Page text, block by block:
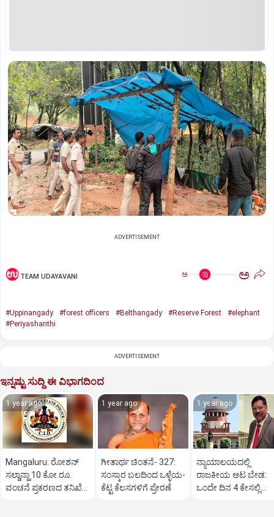
ADVERTISEMENT
TEAM UDAYAVANI ಅ ಅ
#Uppinangady #forest officers #Belthangady #Reserve Forest
#elephant
#Periyashanthi
ADVERTISEMENT
ಇನ್ನಷ್ಟು ಸುದ್ದಿ ಈ ವಿಭಾಗದಿಂದ
1 year ago
Mangaluru: ರೋಶನ್‌
ಸಲ್ಡಾನ್ಹಾ 10 ಕೋ.ರೂ.
ವಂಚನೆ ಪ್ರಕರಣದ ತನಿಖೆ
1 year ago
ಗೀತಾರ್ಥ ಚಿಂತನೆ- 327:
ಸಂಸ್ಕಾರ ಬಲದಿಂದ ಒಳ್ಳೆಯ-
ಕೆಟ್ಟ ಕೆಲಸಗಳಿಗೆ ಪ್ರೇರಣೆ
1 year ago
ನ್ಯಾಯಾಲಯದಲ್ಲಿ
ರಾಜಕೀಯ ಆಟ ಬೇಡ:
ಒಂದೇ ದಿನ 4 ಕೇಸಲ್ಲಿ